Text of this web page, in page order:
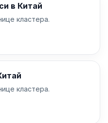
в Китай
кластера.
кластера.